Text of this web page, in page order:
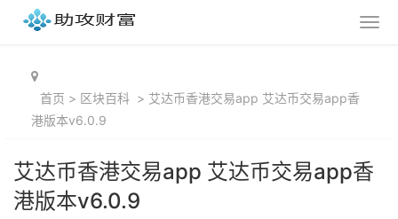
首页 > 区块百科 > 艾达币香港交易app 艾达币交易app香
港版本v6.0.9
艾达币香港交易app 艾达币交易app香
港版本v6.0.9